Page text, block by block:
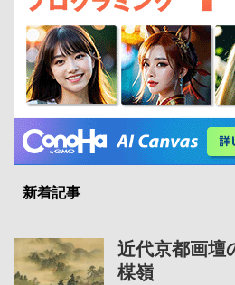
新着記事
近代京都画壇
楳嶺